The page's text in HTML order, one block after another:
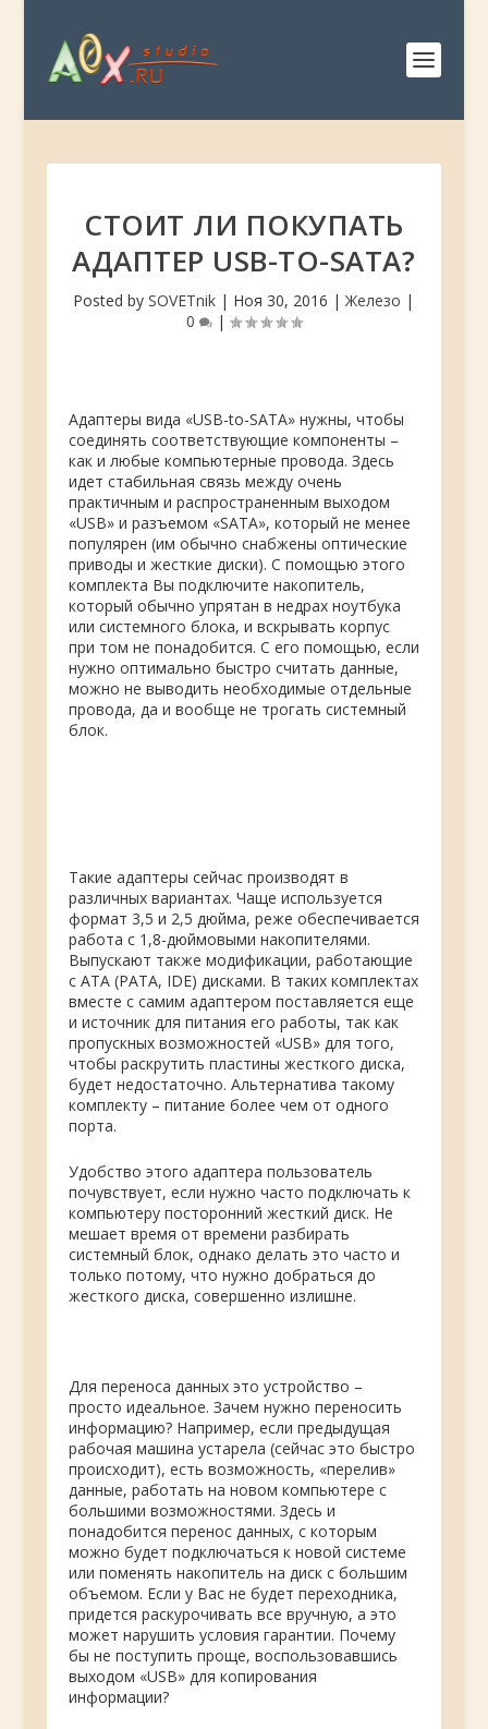
СТОИТ ЛИ ПОКУПАТЬ
АДАПТЕР USB-TO-SATA?
Posted bySOVETnik | Ноя 30, 2016 |Железо |
0
|
Адаптеры вида «USB-to-SATA» нужны, чтобы
соединять соответствующие компоненты –
как и любые компьютерные провода. Здесь
идет стабильная связь между очень
практичным и распространенным выходом
«USB» и разъемом «SATA», который не менее
популярен (им обычно снабжены оптические
приводы и жесткие диски). С помощью этого
комплекта Вы подключите накопитель,
который обычно упрятан в недрах ноутбука
или системного блока, и вскрывать корпус
при том не понадобится. С его помощью, если
нужно оптимально быстро считать данные,
можно не выводить необходимые отдельные
провода, да и вообще не трогать системный
блок.
Такие адаптеры сейчас производят в
различных вариантах. Чаще используется
формат 3,5 и 2,5 дюйма, реже обеспечивается
работа с 1,8-дюймовыми накопителями.
Выпускают также модификации, работающие
с АТА (РАТА, IDE) дисками. В таких комплектах
вместе с самим адаптером поставляется еще
и источник для питания его работы, так как
пропускных возможностей «USB» для того,
чтобы раскрутить пластины жесткого диска,
будет недостаточно. Альтернатива такому
комплекту – питание более чем от одного
порта.
Удобство этого адаптера пользователь
почувствует, если нужно часто подключать к
компьютеру посторонний жесткий диск. Не
мешает время от времени разбирать
системный блок, однако делать это часто и
только потому, что нужно добраться до
жесткого диска, совершенно излишне.
Для переноса данных это устройство –
просто идеальное. Зачем нужно переносить
информацию? Например, если предыдущая
рабочая машина устарела (сейчас это быстро
происходит), есть возможность, «перелив»
данные, работать на новом компьютере с
большими возможностями. Здесь и
понадобится перенос данных, с которым
можно будет подключаться к новой системе
или поменять накопитель на диск с большим
объемом. Если у Вас не будет переходника,
придется раскурочивать все вручную, а это
может нарушить условия гарантии. Почему
бы не поступить проще, воспользовавшись
выходом «USB» для копирования
информации?